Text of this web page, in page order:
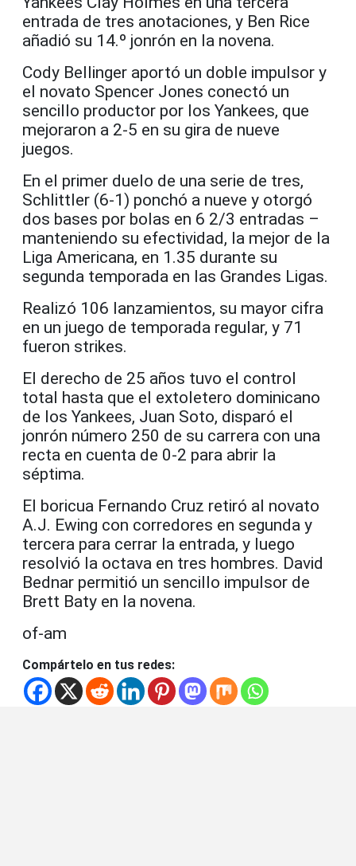
entrada de tres anotaciones, y Ben Rice
añadió su 14.º jonrón en la novena.
Cody Bellinger aportó un doble impulsor y
el novato Spencer Jones conectó un
sencillo productor por los Yankees, que
mejoraron a 2-5 en su gira de nueve
juegos.
En el primer duelo de una serie de tres,
Schlittler (6-1) ponchó a nueve y otorgó
dos bases por bolas en 6 2/3 entradas –
manteniendo su efectividad, la mejor de la
Liga Americana, en 1.35 durante su
segunda temporada en las Grandes Ligas.
Realizó 106 lanzamientos, su mayor cifra
en un juego de temporada regular, y 71
fueron strikes.
El derecho de 25 años tuvo el control
total hasta que el extoletero dominicano
de los Yankees, Juan Soto, disparó el
jonrón número 250 de su carrera con una
recta en cuenta de 0-2 para abrir la
séptima.
El boricua Fernando Cruz retiró al novato
A.J. Ewing con corredores en segunda y
tercera para cerrar la entrada, y luego
resolvió la octava en tres hombres. David
Bednar permitió un sencillo impulsor de
Brett Baty en la novena.
of-am
Compártelo en tus redes: